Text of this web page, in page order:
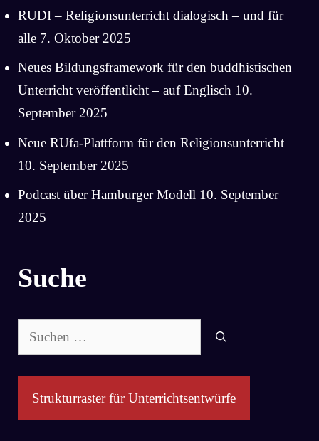
RUDI – Religionsunterricht dialogisch – und für
alle 7. Oktober 2025
Neues Bildungsframework für den buddhistischen
Unterricht veröffentlicht – auf Englisch 10.
September 2025
Neue RUfa-Plattform für den Religionsunterricht
10. September 2025
Podcast über Hamburger Modell 10. September
2025
Suche
Suchen
nach:
Strukturraster für Unterrichtsentwürfe